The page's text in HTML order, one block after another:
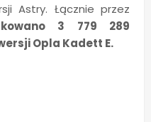
Astry. Łącznie przez
3 779 289
Opla Kadett E.